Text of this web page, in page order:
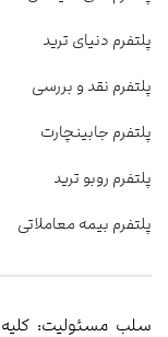
پلتفرم دنیای ترید
پلتفرم نقد و بررسی
پلتفرم جابینچارت
پلتفرم روبو ترید
پلتفرم بیمه معاملاتی
سلب مسئولیت: کلیه